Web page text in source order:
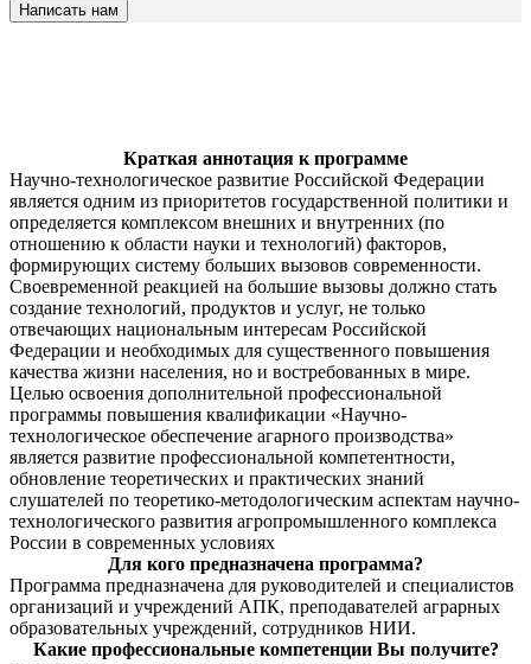
Написать нам
Краткая аннотация к программе
Научно-технологическое развитие Российской Федерации
является одним из приоритетов государственной политики и
определяется комплексом внешних и внутренних (по
отношению к области науки и технологий) факторов,
формирующих систему больших вызовов современности.
Своевременной реакцией на большие вызовы должно стать
создание технологий, продуктов и услуг, не только
отвечающих национальным интересам Российской
Федерации и необходимых для существенного повышения
качества жизни населения, но и востребованных в мире.
Целью освоения дополнительной профессиональной
программы повышения квалификации «Научно-
технологическое обеспечение агарного производства»
является развитие профессиональной компетентности,
обновление теоретических и практических знаний
слушателей по теоретико-методологическим аспектам научно-
технологического развития агропромышленного комплекса
России в современных условиях
Для кого предназначена программа?
Программа предназначена для руководителей и специалистов
организаций и учреждений АПК, преподавателей аграрных
образовательных учреждений, сотрудников НИИ.
Какие профессиональные компетенции Вы получите?